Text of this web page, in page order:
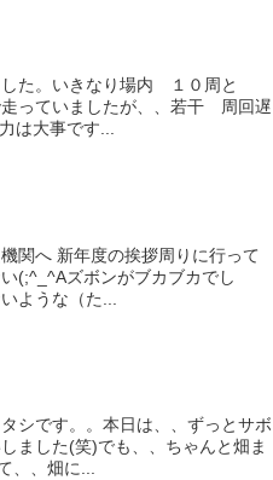
た。いきなり場内 １０周と
っていましたが、、若干 周回遅
は大事です...
関へ 新年度の挨拶周りに行って
(;^_^Aズボンがブカブカでし
ような（た...
シです。。本日は、、ずっとサボ
ました(笑)でも、、ちゃんと畑ま
、、畑に...